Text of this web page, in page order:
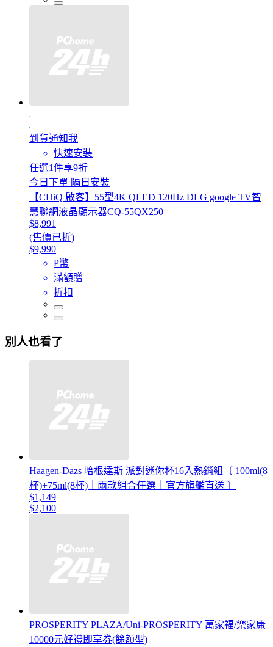
到貨通知我
快速安裝
任選1件享9折
今日下單 隔日安裝
【CHiQ 啟客】55型4K QLED 120Hz DLG google TV智
慧聯網液晶顯示器CQ-55QX250
$8,991
(售價已折)
$9,990
P幣
滿額贈
折扣
別人也看了
Haagen-Dazs 哈根達斯 派對迷你杯16入熱銷組〔 100ml(8
杯)+75ml(8杯)｜兩款組合任選｜官方旗艦直送 〕
$1,149
$2,100
PROSPERITY PLAZA/Uni-PROSPERITY 萬家福/樂家康
10000元好禮即享券(餘額型)